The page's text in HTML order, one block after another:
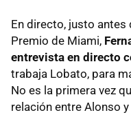
En directo, justo antes
Premio de Miami,
entrevista en directo
trabaja Lobato, para
No es la primera vez
relación entre Alonso